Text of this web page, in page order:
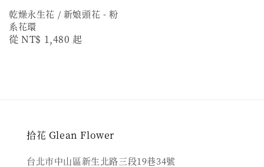
乾燥永生花 / 新娘頭花 - 粉
系花環
Regular
從NT$ 1,480 起
拾花 Glean Flower
台北市中山區新生北路三段19巷34號